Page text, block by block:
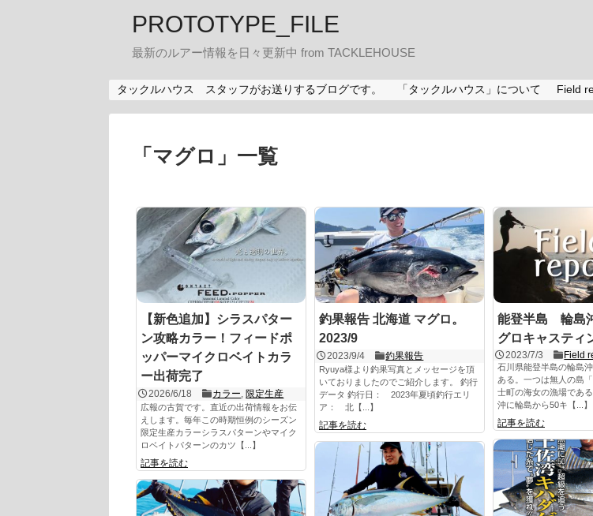
PROTOTYPE_FILE
最新のルアー情報を日々更新中 from TACKLEHOUSE
タックルハウス スタッフがお送りするブログです。 「タックルハウス」について Field
「 マグロ 」 一覧
【新色追加】シラスパター
ン攻略カラー！フィードポ
ッパーマイクロベイトカラ
ー出荷完了
2026/6/18 カラー ,限定生産
広報の古賀です。直近の出荷情報をお伝
えします。毎年この時期恒例のシーズン
限定生産カラーシラスパターンやマイク
ロベイトパターンのカツ【...】
記事を読む
釣果報告 北海道 マグロ。
2023/9
2023/9/4 釣果報告
Ryuya様より釣果写真とメッセージを頂
いておりましたのでご紹介します。 釣行
データ 釣行日： 2023年夏頃釣行エリ
ア： 北【...】
記事を読む
能登半島 輪島
グロキャスティ
2023/7/3 Field
石川県能登半島の輪島
ある。一つは無人の島
士町の海女の漁場であ
沖に輪島から50キ【...】
記事を読む